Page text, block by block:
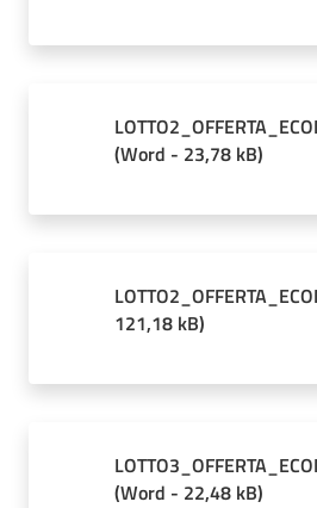
(Word - 23,78 kB)
121,18 kB)
(Word - 22,48 kB)